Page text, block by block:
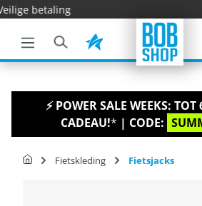
hoofdinhoud
⚡ POWER SALE WEEKS:
CADEAU!* | CODE:
Fietskleding Fietsjacks